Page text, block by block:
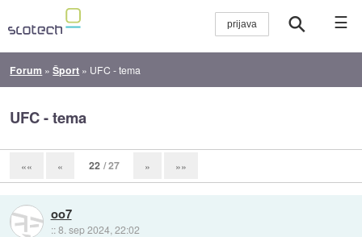
☰
Forum »Šport » UFC - tema
UFC - tema
«« « 22 / 27 » »»
oo7
::8. sep 2024, 22:02